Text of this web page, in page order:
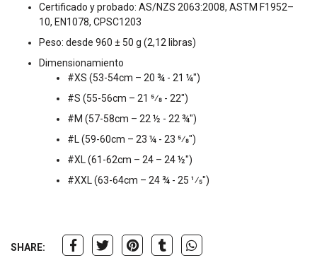
Certificado y probado: AS/NZS 2063:2008, ASTM F1952–
10, EN1078, CPSC1203
Peso: desde 960 ± 50 g (2,12 libras)
Dimensionamiento
#XS (53-54cm – 20 ¾ - 21 ¼")
#S (55-56cm – 21 5⁄8 - 22")
#M (57-58cm – 22 ½ - 22 ¾")
#L (59-60cm – 23 ¼ - 23 5⁄8")
#XL (61-62cm – 24 – 24 ½")
#XXL (63-64cm – 24 ¾ - 25 1⁄5")
SHARE: